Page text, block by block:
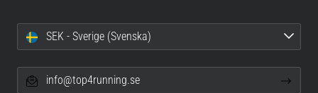
sant?
reda
på
vad…
SEK - Sverige (Svenska)
info@top4running.se